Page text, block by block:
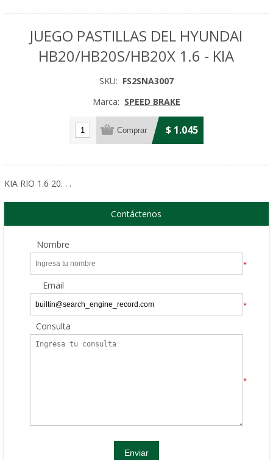
JUEGO PASTILLAS DEL HYUNDAI
HB20/HB20S/HB20X 1.6 - KIA
SKU: FS2SNA3007
Marca: SPEED BRAKE
$ 1.045
KIA RIO 1.6 20. . .
Contáctenos
Nombre
*
Email
*
Consulta
*